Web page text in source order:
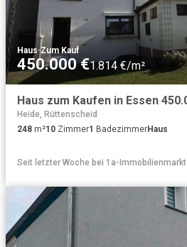
Haus·Zum Kauf
450.000 €1.814 €/m²
Heide, Rüttenscheid
248 m²10 Zimmer1 BadezimmerHaus
Seit letzter Woche bei 1a-Immobilienmarkt